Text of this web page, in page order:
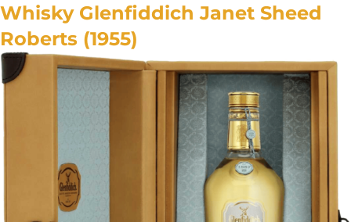
Whisky Glenfiddich Janet Sheed
Roberts (1955)